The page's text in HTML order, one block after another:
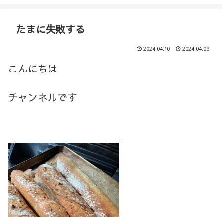
たまに失敗する
2024.04.10 2024.04.09
こんにちは
チャンネルです